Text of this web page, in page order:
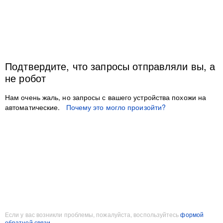
Подтвердите, что запросы отправляли вы, а
не робот
Нам очень жаль, но запросы с вашего устройства похожи на
автоматические.
Почему это могло произойти?
Если у вас возникли проблемы, пожалуйста, воспользуйтесь формой